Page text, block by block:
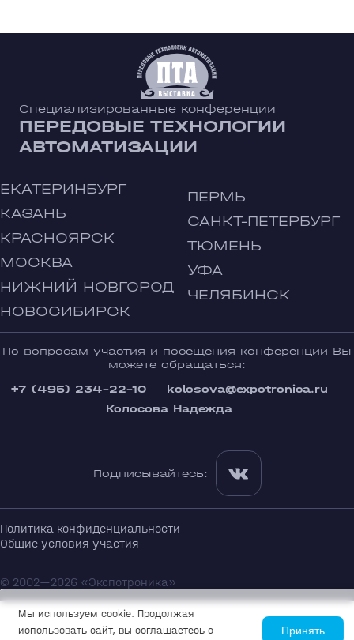
Специализированные конференции
ПЕРЕДОВЫЕ ТЕХНОЛОГИИ
АВТОМАТИЗАЦИИ
ЕКАТЕРИНБУРГ
КАЗАНЬ
КРАСНОЯРСК
МОСКВА
НИЖНИЙ НОВГОРОД
НОВОСИБИРСК
ПЕРМЬ
САНКТ-ПЕТЕРБУРГ
ТЮМЕНЬ
УФА
ЧЕЛЯБИНСК
По вопросам участия и посещения конференции Вы
можете обращаться:
+7 (495) 234-22-10
kolosova@expotronica.ru
Колосова Надежда
Подписывайтесь:
Политика конфиденциальности
Общие условия участия
© 2002—2026 «Экспотроника»
Мы используем cookie. Продолжая
использовать сайт, вы соглашаетесь с
Принять